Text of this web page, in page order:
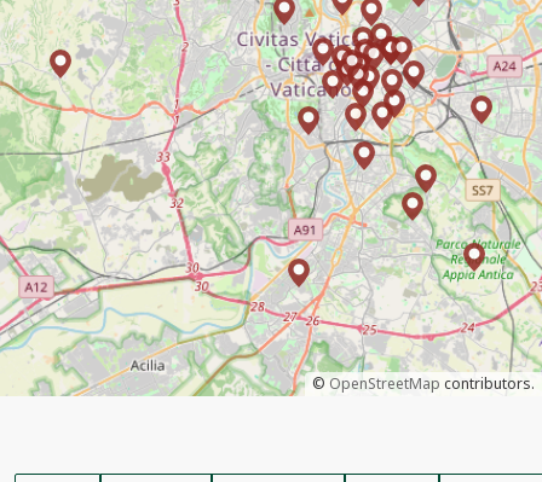
© OpenStreetMap contributors.